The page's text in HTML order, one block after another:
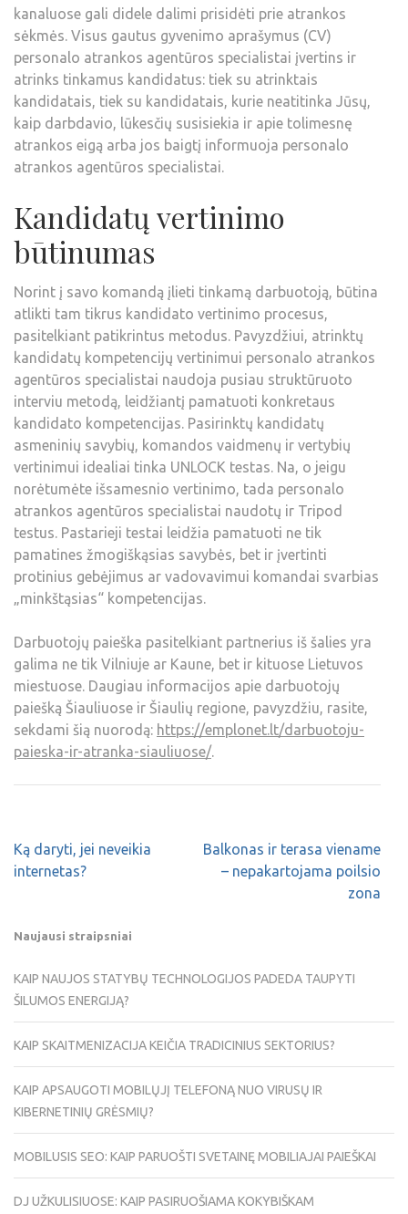
kanaluose gali didele dalimi prisidėti prie atrankos
sėkmės. Visus gautus gyvenimo aprašymus (CV)
personalo atrankos agentūros specialistai įvertins ir
atrinks tinkamus kandidatus: tiek su atrinktais
kandidatais, tiek su kandidatais, kurie neatitinka Jūsų,
kaip darbdavio, lūkesčių susisiekia ir apie tolimesnę
atrankos eigą arba jos baigtį informuoja personalo
atrankos agentūros specialistai.
Kandidatų vertinimo
būtinumas
Norint į savo komandą įlieti tinkamą darbuotoją, būtina
atlikti tam tikrus kandidato vertinimo procesus,
pasitelkiant patikrintus metodus. Pavyzdžiui, atrinktų
kandidatų kompetencijų vertinimui personalo atrankos
agentūros specialistai naudoja pusiau struktūruoto
interviu metodą, leidžiantį pamatuoti konkretaus
kandidato kompetencijas. Pasirinktų kandidatų
asmeninių savybių, komandos vaidmenų ir vertybių
vertinimui idealiai tinka UNLOCK testas. Na, o jeigu
norėtumėte išsamesnio vertinimo, tada personalo
atrankos agentūros specialistai naudotų ir Tripod
testus. Pastarieji testai leidžia pamatuoti ne tik
pamatines žmogiškąsias savybės, bet ir įvertinti
protinius gebėjimus ar vadovavimui komandai svarbias
„minkštąsias“ kompetencijas.
Darbuotojų paieška pasitelkiant partnerius iš šalies yra
galima ne tik Vilniuje ar Kaune, bet ir kituose Lietuvos
miestuose. Daugiau informacijos apie darbuotojų
paiešką Šiauliuose ir Šiaulių regione, pavyzdžiu, rasite,
sekdami šią nuorodą: https://emplonet.lt/darbuotoju-
paieska-ir-atranka-siauliuose/.
Ką daryti, jei neveikia
internetas?
Balkonas ir terasa viename
– nepakartojama poilsio
zona
Naujausi straipsniai
KAIP NAUJOS STATYBŲ TECHNOLOGIJOS PADEDA TAUPYTI
ŠILUMOS ENERGIJĄ?
KAIP SKAITMENIZACIJA KEIČIA TRADICINIUS SEKTORIUS?
KAIP APSAUGOTI MOBILŲJĮ TELEFONĄ NUO VIRUSŲ IR
KIBERNETINIŲ GRĖSMIŲ?
MOBILUSIS SEO: KAIP PARUOŠTI SVETAINĘ MOBILIAJAI PAIEŠKAI
DJ UŽKULISIUOSE: KAIP PASIRUOŠIAMA KOKYBIŠKAM